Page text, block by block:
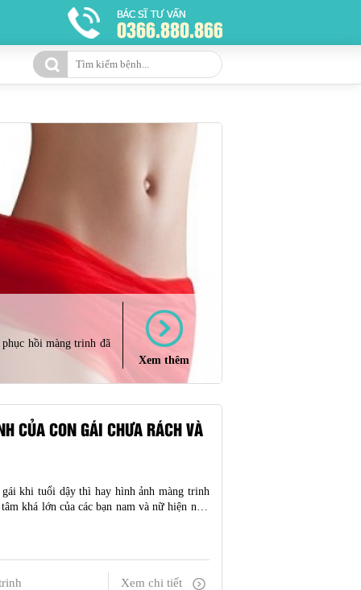
hồi màng trinh đã
Xem thêm
CỦA CON GÁI CHƯA RÁCH VÀ
khi tuổi dậy thì hay hình ảnh màng trinh
khá lớn của các bạn nam và nữ hiện nay.
tượng r
Xem chi tiết